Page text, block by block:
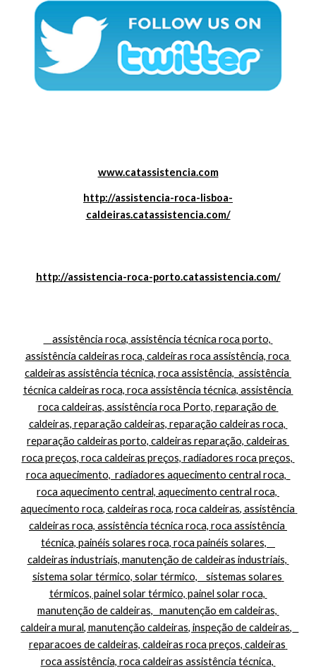
www.catassistencia.com
http://assistencia-roca-lisboa-
caldeiras.catassistencia.com/
http://assistencia-roca-porto.catassistencia.com/
assistência caldeiras roca, caldeiras roca assistência, roca
caldeiras assistência técnica, roca assistência,  assistência
técnica caldeiras roca, roca assistência técnica, assistência
roca caldeiras, assistência roca Porto, reparação de
caldeiras, reparação caldeiras, reparação caldeiras roca,
reparação caldeiras porto, caldeiras reparação, caldeiras
roca preços, roca caldeiras preços, radiadores roca preços,
roca aquecimento,  radiadores aquecimento central roca,
roca aquecimento central, aquecimento central roca,
aquecimento roca, caldeiras roca, roca caldeiras, assistência
caldeiras roca, assistência técnica roca, roca assistência
técnica, painéis solares roca, roca painéis solares,
caldeiras industriais, manutenção de caldeiras industriais,
sistema solar térmico, solar térmico,    sistemas solares
térmicos, painel solar térmico, painel solar roca,
manutenção de caldeiras,   manutenção em caldeiras,
caldeira mural, manutenção caldeiras, inspeção de caldeiras,
reparacoes de caldeiras, caldeiras roca preços, caldeiras
roca assistência, roca caldeiras assistência técnica,